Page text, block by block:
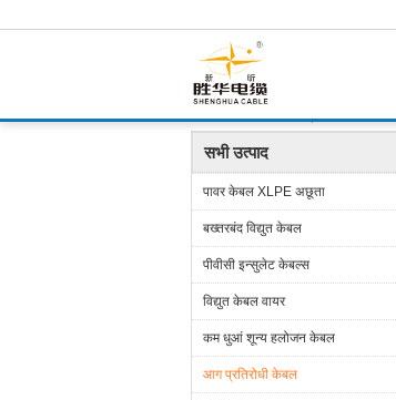
होम उत्पाद आग प्रतिरोधी केबल
सभी उत्पाद
पावर केबल XLPE अछूता
बख्तरबंद विद्युत केबल
पीवीसी इन्सुलेट केबल्स
विद्युत केबल वायर
कम धुआं शून्य हलोजन केबल
आग प्रतिरोधी केबल